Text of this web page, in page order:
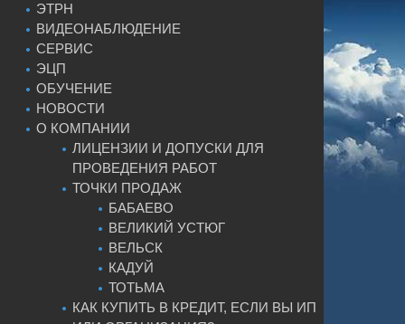
ЭТРН
ВИДЕОНАБЛЮДЕНИЕ
СЕРВИС
ЭЦП
ОБУЧЕНИЕ
НОВОСТИ
О КОМПАНИИ
ЛИЦЕНЗИИ И ДОПУСКИ ДЛЯ
ПРОВЕДЕНИЯ РАБОТ
ТОЧКИ ПРОДАЖ
БАБАЕВО
ВЕЛИКИЙ УСТЮГ
ВЕЛЬСК
КАДУЙ
ТОТЬМА
КАК КУПИТЬ В КРЕДИТ, ЕСЛИ ВЫ ИП